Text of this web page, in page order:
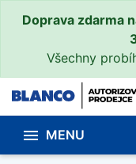
Doprava zdarma
Všechny
 MENU